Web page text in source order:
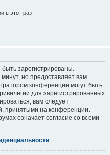
в этот раз
зарегистрированы.
минут, но предоставляет вам
конференции могут быть
для зарегистрированных
вам следует
принятыми на конференции.
означает согласие со всеми